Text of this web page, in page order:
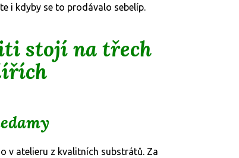
i kdyby se to prodávalo sebelíp.
stojí na třech
v atelieru z kvalitních substrátů. Za